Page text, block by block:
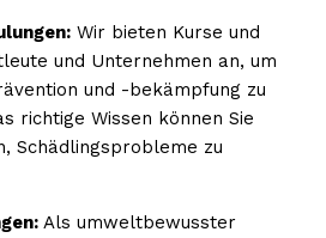
Wir bieten Kurse und
und Unternehmen an, um
und -bekämpfung zu
richtige Wissen können Sie
Schädlingsprobleme zu
Als umweltbewusster